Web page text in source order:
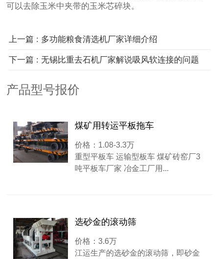
可以去除玉米中夹带的玉米芯碎块。
上一篇 : 多功能粮食清选机厂家详细介绍
下一篇 : 无锡比重去石机厂家解说吸风软连接的问题
产品型号报价
煤矿用转运平板拖车
价格：1.08-3.3万
重型平板车 运输型板车 煤矿砖窑厂3
吨平板车厂家 冶金工厂用...
选砂金的滚动筛
价格：3.6万
江运生产的选砂金的滚动筛，即砂金